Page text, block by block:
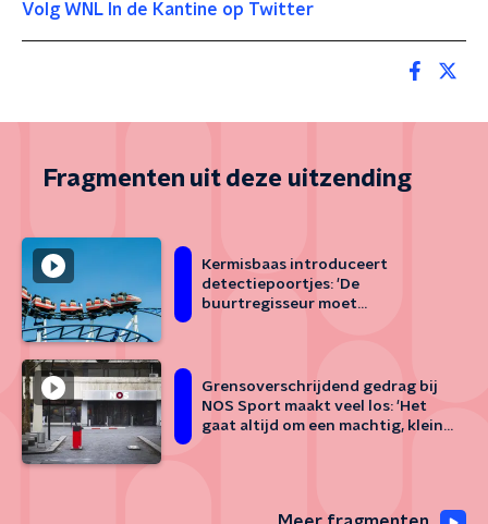
Volg WNL In de Kantine op Twitter
Fragmenten uit deze uitzending
Kermisbaas introduceert
detectiepoortjes: 'De
buurtregisseur moet
Grensoverschrijdend gedrag bij
NOS Sport maakt veel los: 'Het
gaat altijd om een machtig, klein